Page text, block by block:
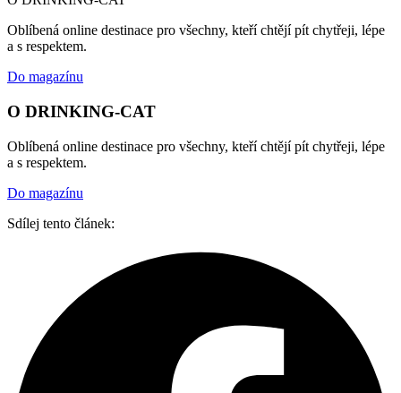
Oblíbená online destinace pro všechny, kteří chtějí pít chytřeji, lépe
a s respektem.
Do magazínu
O DRINKING-CAT
Oblíbená online destinace pro všechny, kteří chtějí pít chytřeji, lépe
a s respektem.
Do magazínu
Sdílej tento článek: